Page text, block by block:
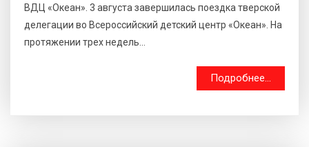
ВДЦ «Океан». 3 августа завершилась поездка тверской
делегации во Всероссийский детский центр «Океан». На
протяжении трех недель...
Подробнее...